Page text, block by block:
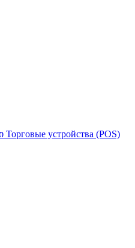
Торговые устройства (POS)